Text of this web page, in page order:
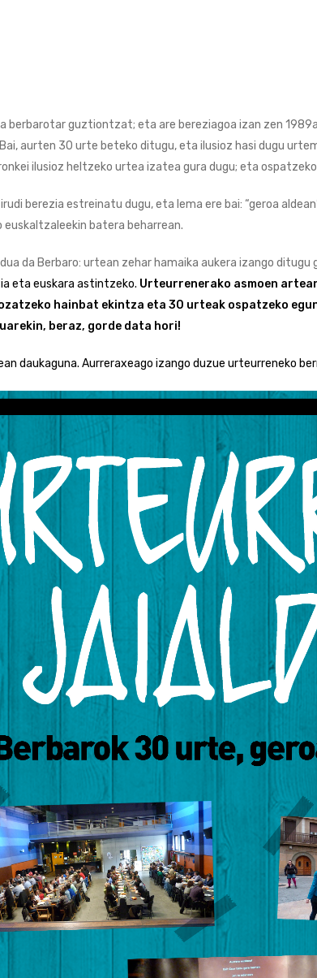
berbarotar guztiontzat; eta are bereziagoa izan zen
aurten 30 urte beteko ditugu, eta ilusioz hasi dugu
ilusioz heltzeko urtea izatea gura dugu; eta
berezia estreinatu dugu, eta lema ere bai: “geroa
euskaltzaleekin batera beharrean.
da Berbaro: urtean zehar hamaika aukera izango ditugu
eta euskara astintzeko. Urteurrenerako asmoen
hainbat ekintza eta 30 urteak ospatzeko
beraz, gorde data hori!
daukaguna. Aurreraxeago izango duzue urteurreneko